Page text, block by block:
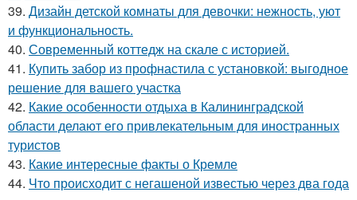
39. Дизайн детской комнаты для девочки: нежность, уют
и функциональность.
40. Современный коттедж на скале с историей.
41. Купить забор из профнастила с установкой: выгодное
решение для вашего участка
42. Какие особенности отдыха в Калининградской
области делают его привлекательным для иностранных
туристов
43. Какие интересные факты о Кремле
44. Что происходит с негашеной известью через два года